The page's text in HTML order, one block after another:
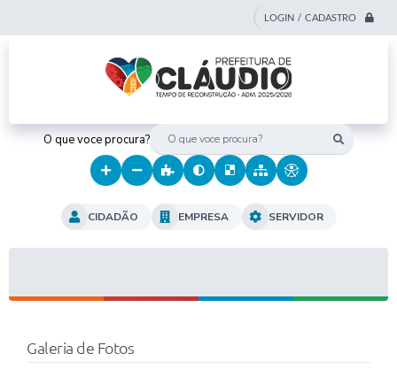
LOGIN / CADASTRO
O que voce procura?
CIDADÃO EMPRESA SERVIDOR
Galeria de Fotos